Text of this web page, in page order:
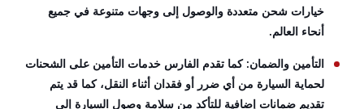
خيارات شحن متعددة والوصول إلى وجهات متنوعة في جميع
أنحاء العالم.
التأمين والضمان: كما تقدم الفارس خدمات التأمين على الشحنات
لحماية السيارة من أي ضرر أو فقدان أثناء النقل، كما قد يتم
تقديم ضمانات إضافية للتأكد من سلامة وصول السيارة إلى